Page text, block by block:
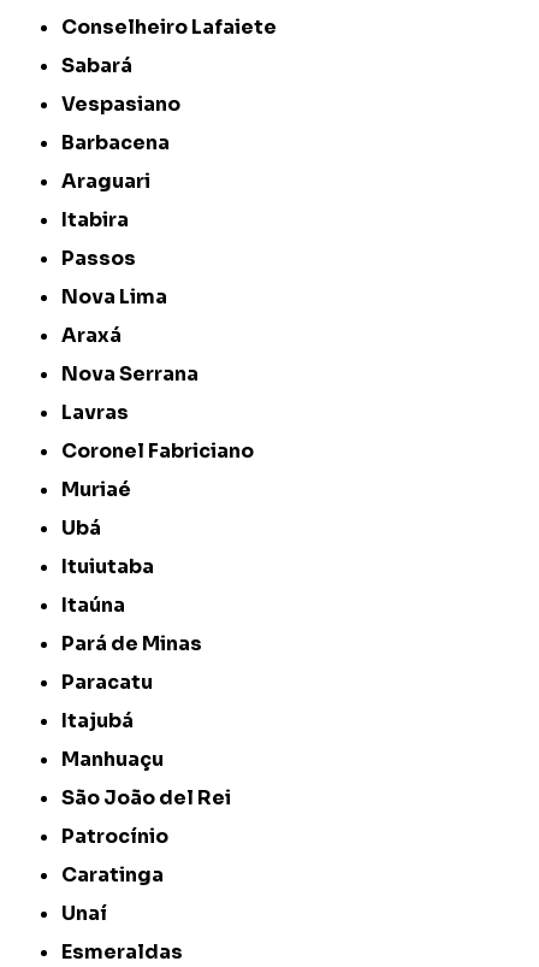
Conselheiro Lafaiete
Sabará
Vespasiano
Barbacena
Araguari
Itabira
Passos
Nova Lima
Araxá
Nova Serrana
Lavras
Coronel Fabriciano
Muriaé
Ubá
Ituiutaba
Itaúna
Pará de Minas
Paracatu
Itajubá
Manhuaçu
São João del Rei
Patrocínio
Caratinga
Unaí
Esmeraldas